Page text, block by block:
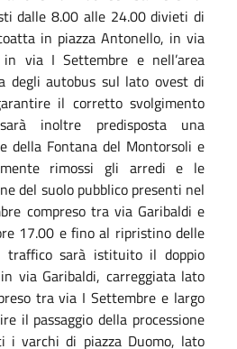
dalle 8.00 alle 24.00 divieti di
in piazza Antonello, in via
via I Settembre e nell’area
degli autobus sul lato ovest di
il corretto svolgimento
inoltre predisposta una
della Fontana del Montorsoli e
rimossi gli arredi e le
del suolo pubblico presenti nel
compreso tra via Garibaldi e
17.00 e fino al ripristino delle
traffico sarà istituito il doppio
via Garibaldi, carreggiata lato
tra via I Settembre e largo
il passaggio della processione
i varchi di piazza Duomo, lato